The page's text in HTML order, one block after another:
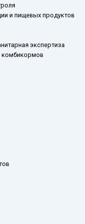
и пищевых продуктов
экспертиза
комбикормов